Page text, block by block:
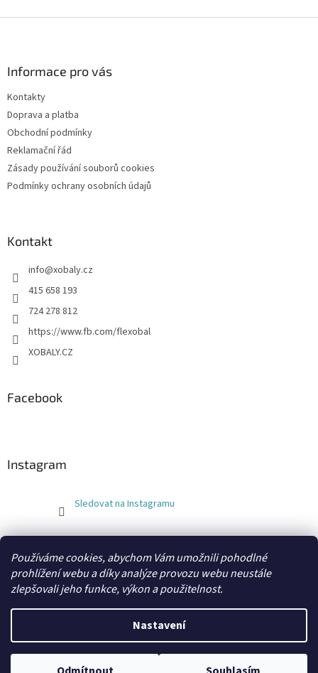
Používáme cookies, abychom Vám umožnili pohodlné
prohlížení webu a díky analýze provozu webu neustále
zlepšovali jeho funkce, výkon a použitelnost.
Nastavení
Informace pro vás
Kontakty
Doprava a platba
Obchodní podmínky
Reklamační řád
Zásady používání souborů cookies
Podmínky ochrany osobních údajů
Kontakt
info@xobaly.cz
415 658 193
724 278 812
https://www.fb.com/flexobal
XOBALY.CZ
Facebook
Instagram
Sledovat na Instagramu
Copyright 2026xobaly.cz. Všechna práva vyhrazena.